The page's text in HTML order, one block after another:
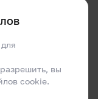
500 налоговых
вы
cookie.